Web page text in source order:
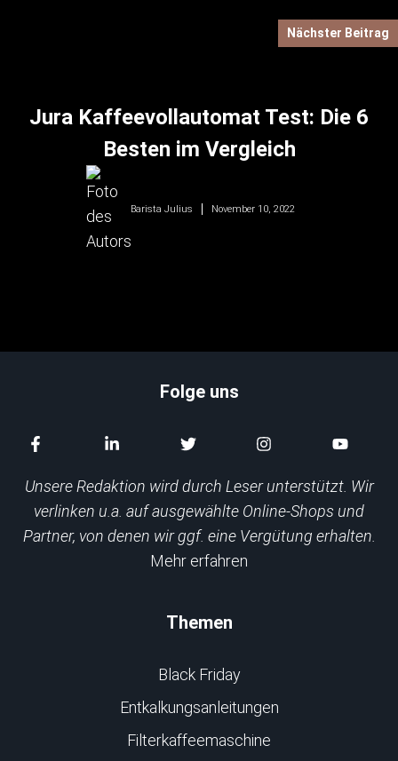
Nächster Beitrag
Jura Kaffeevollautomat Test: Die 6
Besten im Vergleich
Barista Julius November 10, 2022
Folge uns
Unsere Redaktion wird durch Leser unterstützt. Wir
verlinken u.a. auf ausgewählte Online-Shops und
Partner, von denen wir ggf. eine Vergütung erhalten.
Mehr erfahren
Themen
Black Friday
Entkalkungsanleitungen
Filterkaffeemaschine